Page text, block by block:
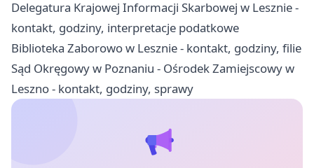
Delegatura Krajowej Informacji Skarbowej w Lesznie -
kontakt, godziny, interpretacje podatkowe
Biblioteka Zaborowo w Lesznie - kontakt, godziny, filie
Sąd Okręgowy w Poznaniu - Ośrodek Zamiejscowy w
Leszno - kontakt, godziny, sprawy